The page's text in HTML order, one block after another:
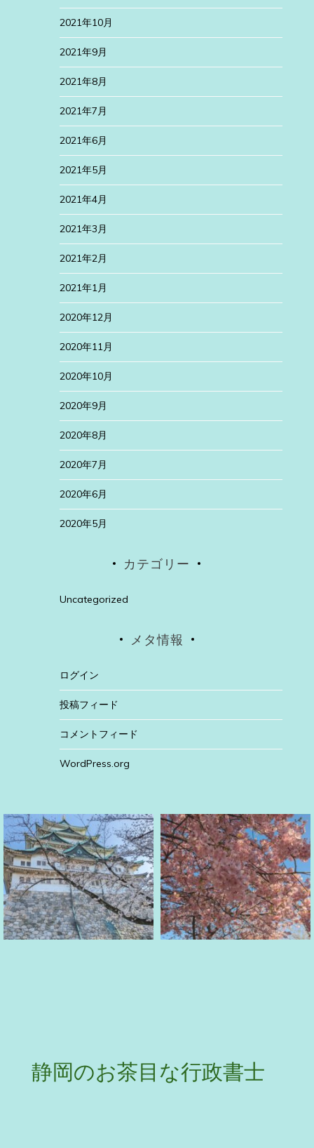
2021年10月
2021年9月
2021年8月
2021年7月
2021年6月
2021年5月
2021年4月
2021年3月
2021年2月
2021年1月
2020年12月
2020年11月
2020年10月
2020年9月
2020年8月
2020年7月
2020年6月
2020年5月
カテゴリー
Uncategorized
メタ情報
ログイン
投稿フィード
コメントフィード
WordPress.org
静岡のお茶目な行政書士